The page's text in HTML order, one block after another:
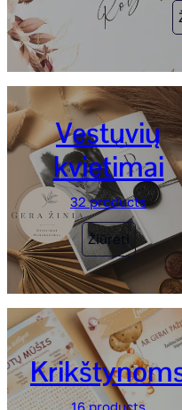
Vestuvių
kvietimai
32 products
Žiūrėti
16 products